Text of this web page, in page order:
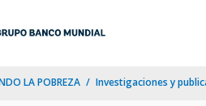
LA POBREZA Investigaciones y